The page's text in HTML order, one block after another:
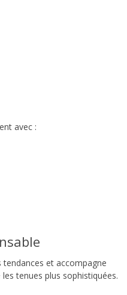
avec :
et accompagne
tenues plus sophistiquées.